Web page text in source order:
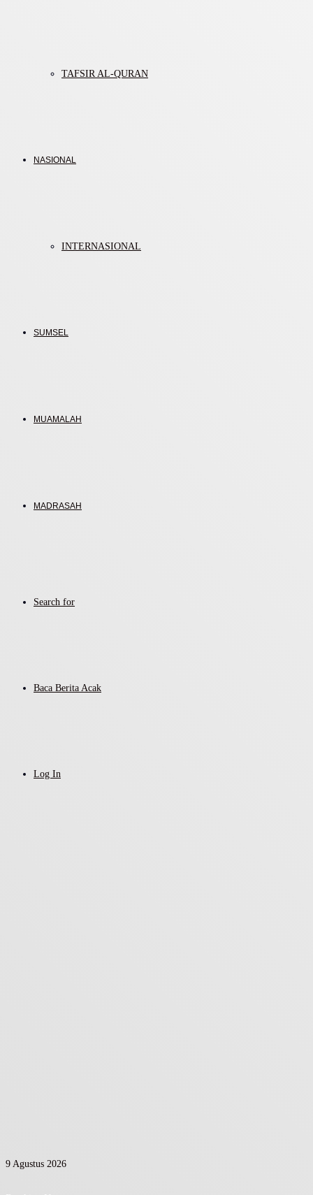
TAFSIR AL-QURAN
NASIONAL
INTERNASIONAL
SUMSEL
MUAMALAH
MADRASAH
Search for
Baca Berita Acak
Log In
9 Agustus 2026